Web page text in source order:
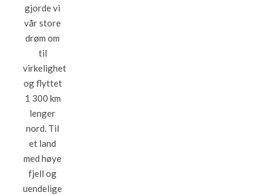
gjorde vi
vår store
drøm om
til
virkelighet
og flyttet
1 300 km
lenger
nord. Til
et land
med høye
fjell og
uendelige